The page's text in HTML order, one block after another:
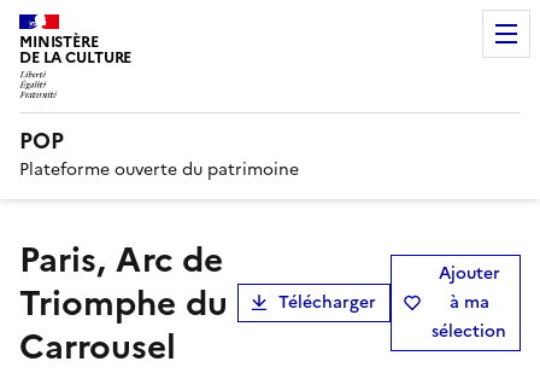
MINISTÈRE
DE LA CULTURE
POP
Plateforme ouverte du patrimoine
Paris, Arc de
Triomphe du
Carrousel
Télécharger
Ajouter
à ma
sélection